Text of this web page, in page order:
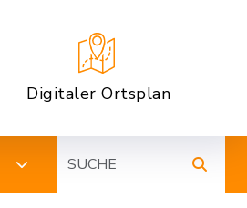
Digitaler Ortsplan